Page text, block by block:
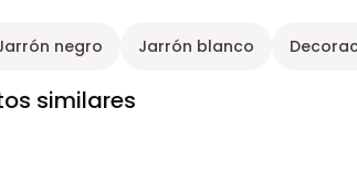
negro Jarrón blanco
similares